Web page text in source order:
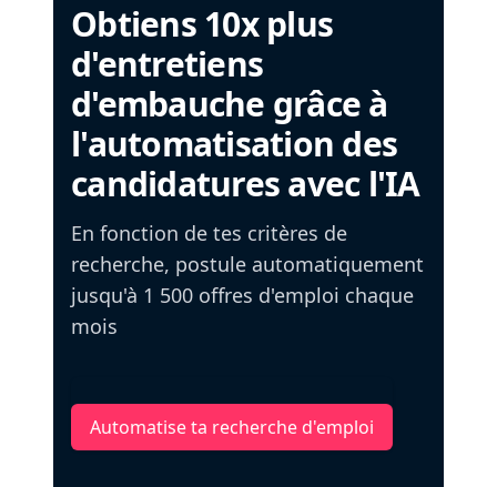
Obtiens 10x plus
d'entretiens
d'embauche grâce à
l'automatisation des
candidatures avec l'IA
En fonction de tes critères de
recherche, postule automatiquement
jusqu'à 1 500 offres d'emploi chaque
mois
Automatise ta recherche d'emploi